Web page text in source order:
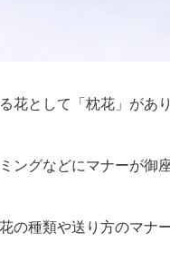
花として「枕花」があり
ングなどにマナーが御
の種類や送り方のマナ